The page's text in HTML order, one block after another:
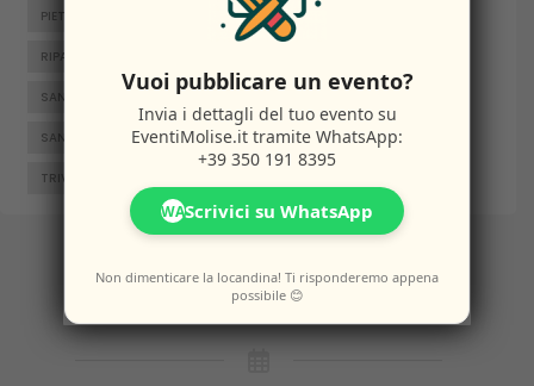
PIETRABBONDANTE PIETRACATELLA
RIPALIMOSANI
SAN GIACOMO DEGLI SCHIAVONI
SANTA CROCE DI MAGLIANO SEPINO TERMOLI
TRIVENTO
AltriEventi
Vuoi pubblicare un evento?
Invia i dettagli del tuo evento su
EventiMolise.it tramite WhatsApp:
+39 350 191 8395
WAScrivici su WhatsApp
Non dimenticare la locandina! Ti risponderemo appena
possibile 😊